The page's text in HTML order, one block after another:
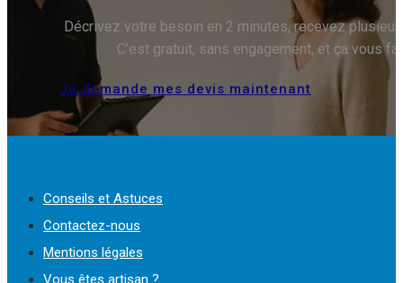
Décrivez votre besoin en 2 minutes, recevez
C’est gratuit, sans engagement, et ça vous
Je demande mes devis maintenant
Conseils et Astuces
Contactez-nous
Mentions légales
Vous êtes artisan ?